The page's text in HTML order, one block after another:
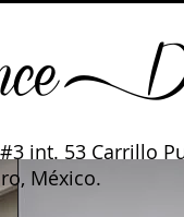
int. 53 Carrillo
México.